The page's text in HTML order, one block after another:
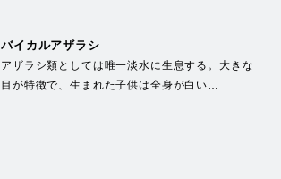
バイカルアザラシ
アザラシ類としては唯一淡水に生息する。大きな
目が特徴で、生まれた子供は全身が白い…